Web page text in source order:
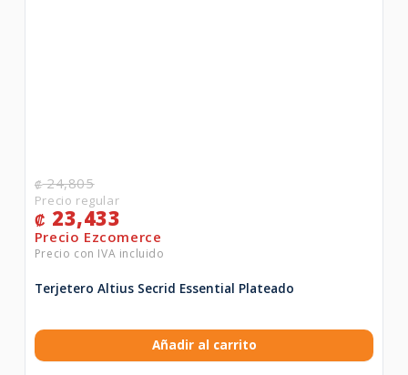
₡24,805
₡ 23,433
Terjetero Altius Secrid Essential Plateado
Añadir al carrito